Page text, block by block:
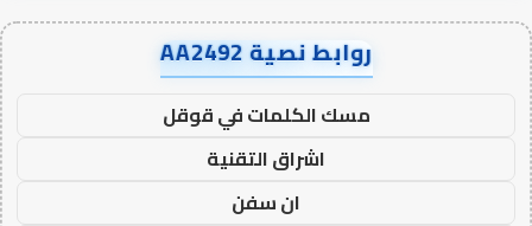
روابط نصية AA2492
مسك الكلمات في قوقل
اشراق التقنية
ان سفن